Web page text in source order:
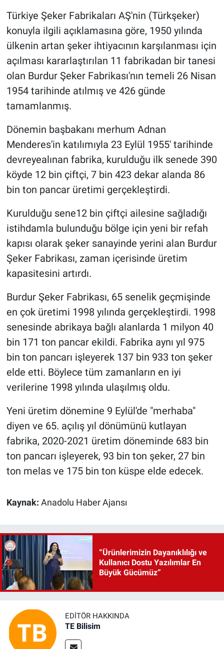
Türkiye Şeker Fabrikaları AŞ'nin (Türkşeker)
konuyla ilgili açıklamasına göre, 1950 yılında
ülkenin artan şeker ihtiyacının karşılanması için
açılması kararlaştırılan 11 fabrikadan bir tanesi
olan Burdur Şeker Fabrikası'nın temeli 26 Nisan
1954 tarihinde atılmış ve 426 günde
tamamlanmış.
Dönemin başbakanı merhum Adnan
Menderes'in katılımıyla 23 Eylül 1955' tarihinde
devreyealınan fabrika, kurulduğu ilk senede 390
köyde 12 bin çiftçi, 7 bin 423 dekar alanda 86
bin ton pancar üretimi gerçekleştirdi.
Kurulduğu sene12 bin çiftçi ailesine sağladığı
istihdamla bulunduğu bölge için yeni bir refah
kapısı olarak şeker sanayinde yerini alan Burdur
Şeker Fabrikası, zaman içerisinde üretim
kapasitesini artırdı.
Burdur Şeker Fabrikası, 65 senelik geçmişinde
en çok üretimi 1998 yılında gerçekleştirdi. 1998
senesinde abrikaya bağlı alanlarda 1 milyon 40
bin 171 ton pancar ekildi. Fabrika aynı yıl 975
bin ton pancarı işleyerek 137 bin 933 ton şeker
elde etti. Böylece tüm zamanların en iyi
verilerine 1998 yılında ulaşılmış oldu.
Yeni üretim dönemine 9 Eylül'de "merhaba"
diyen ve 65. açılış yıl dönümünü kutlayan
fabrika, 2020-2021 üretim döneminde 683 bin
ton pancarı işleyerek, 93 bin ton şeker, 27 bin
ton melas ve 175 bin ton küspe elde edecek.
Kaynak: Anadolu Haber Ajansı
“Ürünlerimizin Dayanıklılığı ve
Kullanıcı Dostu Yazılımlar En
Büyük Gücümüz”
EDITÖR HAKKINDA
TE Bilisim